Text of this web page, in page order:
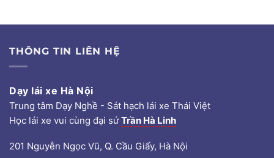
THÔNG TIN LIÊN HỆ
Dạy lái xe Hà Nội
Trung tâm Dạy Nghề - Sát hạch lái xe Thái Việt
Học lái xe vui cùng đại sứTrần Hà Linh
201 Nguyễn Ngọc Vũ, Q. Cầu Giấy, Hà Nội